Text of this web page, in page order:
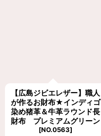
【広島ジビエレザー】職人
が作るお財布★インディゴ
染め猪革＆牛革ラウンド長
財布 プレミアムグリーン
[NO.0563]